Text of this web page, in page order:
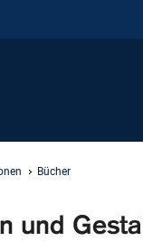
Bücher